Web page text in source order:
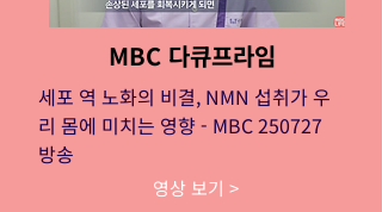
MBC 다큐프라임
세포 역 노화의 비결, NMN 섭취가 우
리 몸에 미치는 영향 - MBC 250727
방송
영상 보기 >